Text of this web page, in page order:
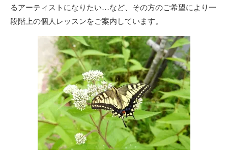
るアーティストになりたい…など、その方のご希望により一
段階上の個人レッスンをご案内しています。